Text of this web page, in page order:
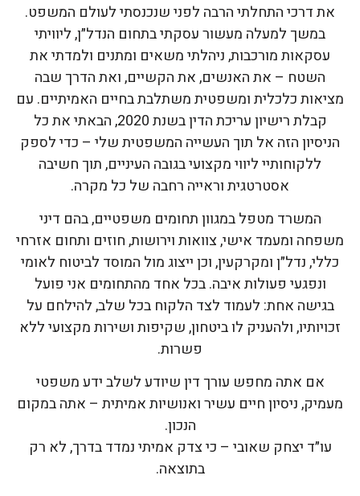
את דרכי התחלתי הרבה לפני שנכנסתי לעולם המשפט.
במשך למעלה מעשור עסקתי בתחום הנדל״ן, ליוויתי
עסקאות מורכבות, ניהלתי משאים ומתנים ולמדתי את
השטח – את האנשים, את הקשיים, ואת הדרך שבה
מציאות כלכלית ומשפטית משתלבת בחיים האמיתיים. עם
קבלת רישיון עריכת הדין בשנת 2020, הבאתי את כל
הניסיון הזה אל תוך העשייה המשפטית שלי – כדי לספק
ללקוחותיי ליווי מקצועי בגובה העיניים, תוך חשיבה
אסטרטגית וראייה רחבה של כל מקרה.
המשרד מטפל במגוון תחומים משפטיים, בהם דיני
משפחה ומעמד אישי, צוואות וירושות, חוזים ותחום אזרחי
כללי, נדל״ן ומקרקעין, וכן ייצוג מול המוסד לביטוח לאומי
ונפגעי פעולות איבה. בכל אחד מהתחומים אני פועל
בגישה אחת: לעמוד לצד הלקוח בכל שלב, להילחם על
זכויותיו, ולהעניק לו ביטחון, שקיפות ושירות מקצועי ללא
פשרות.
אם אתה מחפש עורך דין שיודע לשלב ידע משפטי
מעמיק, ניסיון חיים עשיר ואנושיות אמיתית – אתה במקום
הנכון.
עו״ד יצחק שאובי – כי צדק אמיתי נמדד בדרך, לא רק
בתוצאה.